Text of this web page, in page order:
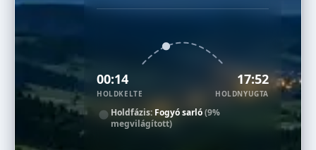
00:14
HOLDKELTE
17:52
HOLDNYUGTA
Holdfázis: Fogyó sarló(9%
megvilágított)